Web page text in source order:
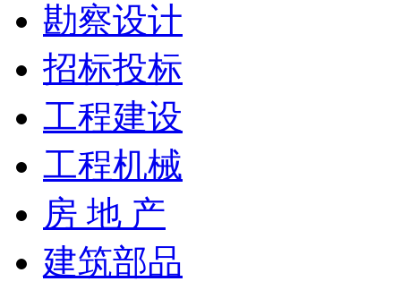
勘察设计
招标投标
工程建设
工程机械
房 地 产
建筑部品